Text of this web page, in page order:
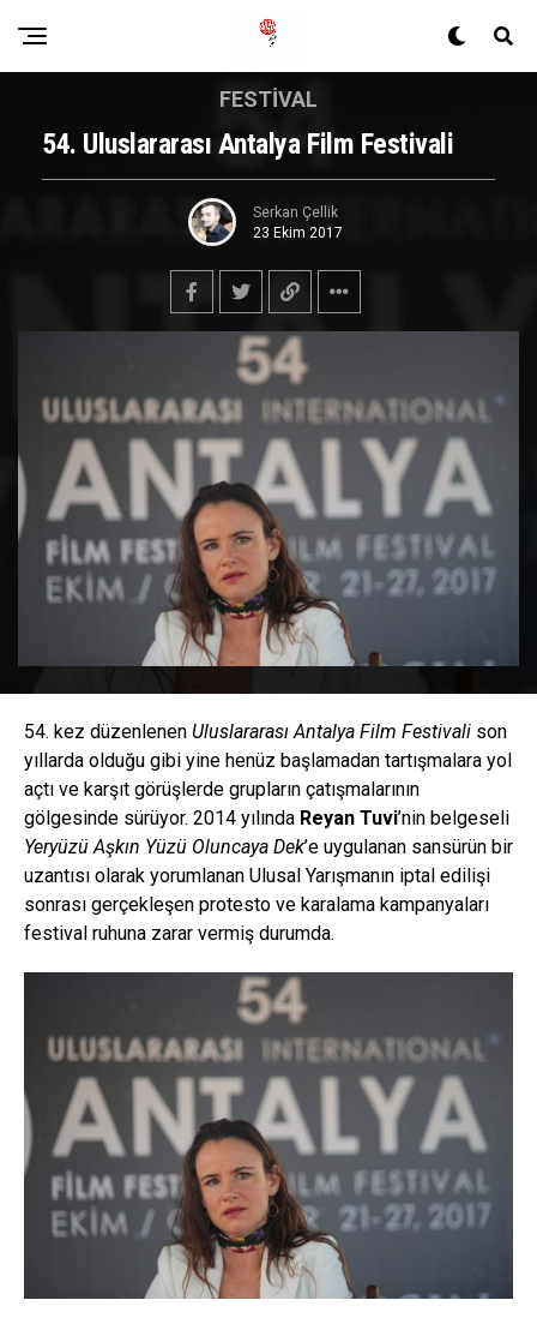
FESTIVAL
54. Uluslararası Antalya Film Festivali
Serkan Çellik
23 Ekim 2017
54. kez düzenlenen Uluslararası Antalya Film Festivali son
yıllarda olduğu gibi yine henüz başlamadan tartışmalara yol
açtı ve karşıt görüşlerde grupların çatışmalarının
gölgesinde sürüyor. 2014 yılında Reyan Tuvi’nin belgeseli
Yeryüzü Aşkın Yüzü Oluncaya Dek’e uygulanan sansürün bir
uzantısı olarak yorumlanan Ulusal Yarışmanın iptal edilişi
sonrası gerçekleşen protesto ve karalama kampanyaları
festival ruhuna zarar vermiş durumda.